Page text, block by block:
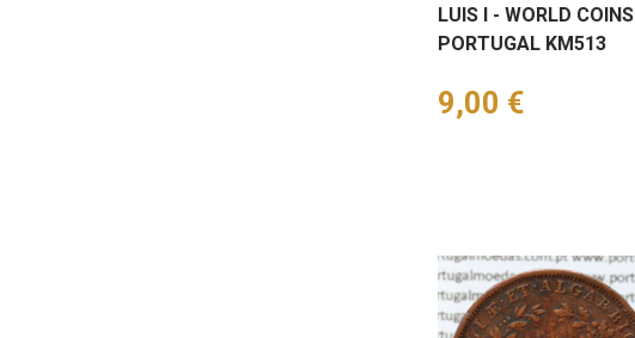
LUIS I - WORLD COINS
PORTUGAL KM513
Preço
9,00 €